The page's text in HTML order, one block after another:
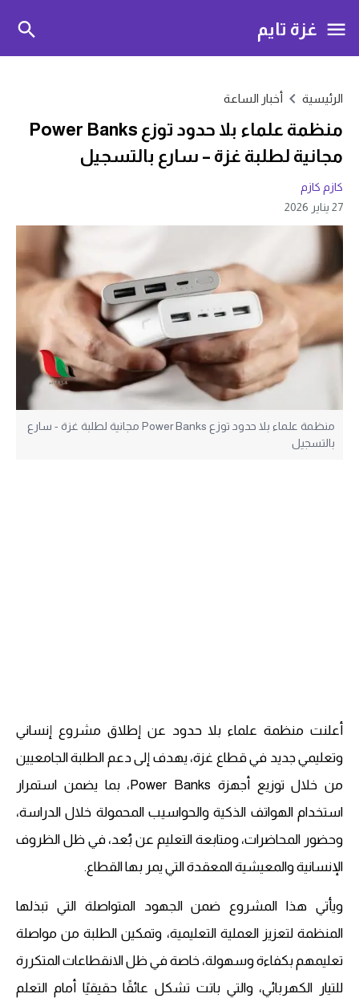
غزة تايم
الرئيسية أخبار الساعة
منظمة علماء بلا حدود توزع Power Banks
مجانية لطلبة غزة – سارع بالتسجيل
كازم كازم
27 يناير 2026
منظمة علماء بلا حدود توزع Power Banks مجانية لطلبة غزة - سارع
بالتسجيل
أعلنت منظمة علماء بلا حدود عن إطلاق مشروع إنساني
وتعليمي جديد في قطاع غزة، يهدف إلى دعم الطلبة الجامعيين
من خلال توزيع أجهزة Power Banks، بما يضمن استمرار
استخدام الهواتف الذكية والحواسيب المحمولة خلال الدراسة،
وحضور المحاضرات، ومتابعة التعليم عن بُعد، في ظل الظروف
الإنسانية والمعيشية المعقدة التي يمر بها القطاع.
ويأتي هذا المشروع ضمن الجهود المتواصلة التي تبذلها
المنظمة لتعزيز العملية التعليمية، وتمكين الطلبة من مواصلة
تعليمهم بكفاءة وسهولة، خاصة في ظل الانقطاعات المتكررة
للتيار الكهربائي، والتي باتت تشكل عائقًا حقيقيًا أمام التعلم